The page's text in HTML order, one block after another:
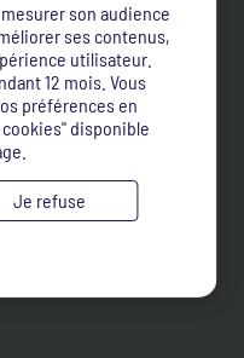
son audience
ses contenus,
utilisateur.
12 mois. Vous
préférences en
disponible
Je refuse